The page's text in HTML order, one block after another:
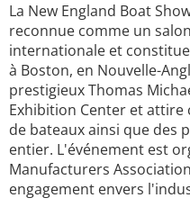
La New England Boat
reconnue comme un
internationale et
à Boston, en Nouvelle-
prestigieux Thomas
Exhibition Center et attire
de bateaux ainsi que des
entier. L'événement est
Manufacturers
engagement envers